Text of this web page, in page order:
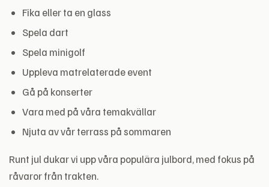
Fika eller ta en glass
Spela dart
Spela minigolf
Uppleva matrelaterade event
Gå på konserter
Vara med på våra temakvällar
Njuta av vår terrass på sommaren
Runt jul dukar vi upp våra populära julbord, med fokus på
råvaror från trakten.